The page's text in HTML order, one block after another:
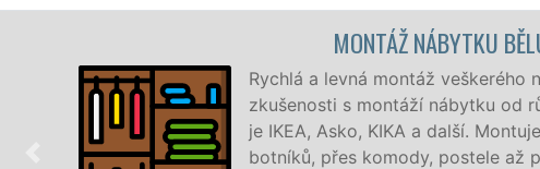
MONTÁŽ NÁBYTKU
Rychlá a levná montáž veškerého
zkušenosti s montáží nábytku od
je IKEA, Asko, KIKA a další.
botníků, přes komody, postele až